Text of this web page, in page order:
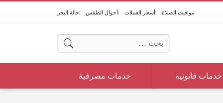
مواقيت الصلاة أسعار العملات أحوال الطقس حالة البحر
البحث عن:
خدمات قانونية خدمات مصرفية